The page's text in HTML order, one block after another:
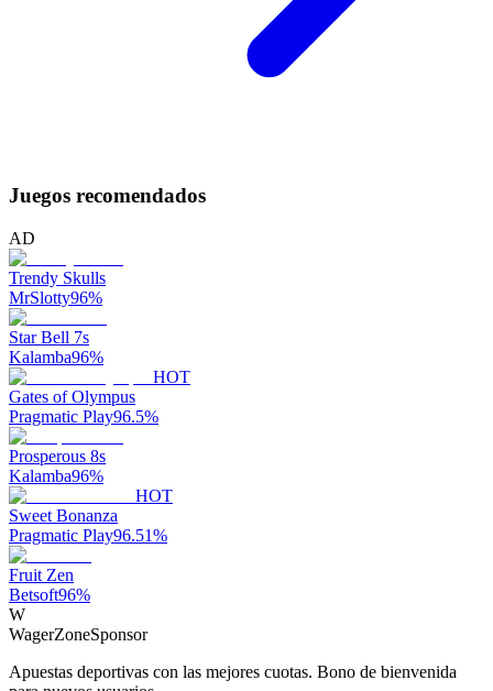
Juegos recomendados
AD
Trendy Skulls
MrSlotty96%
Star Bell 7s
Kalamba96%
HOT
Gates of Olympus
Pragmatic Play96.5%
Prosperous 8s
Kalamba96%
HOT
Sweet Bonanza
Pragmatic Play96.51%
Fruit Zen
Betsoft96%
W
WagerZoneSponsor
Apuestas deportivas con las mejores cuotas. Bono de bienvenida